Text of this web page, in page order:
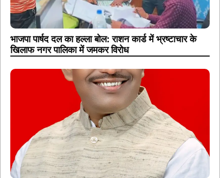
भाजपा पार्षद दल का हल्ला बोल: राशन कार्ड में भ्रष्टाचार के
खिलाफ नगर पालिका में जमकर विरोध